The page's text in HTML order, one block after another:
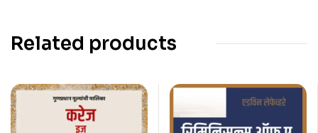
Related products